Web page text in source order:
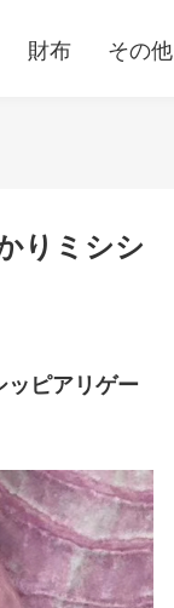
財布 その他
りミシシ
ッピアリゲー